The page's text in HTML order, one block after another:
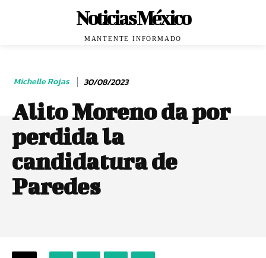
Noticias México
MANTENTE INFORMADO
Michelle Rojas 30/08/2023
Alito Moreno da por
perdida la
candidatura de
Paredes